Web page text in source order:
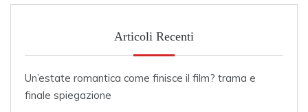
Articoli Recenti
Un’estate romantica come finisce il film? trama e
finale spiegazione